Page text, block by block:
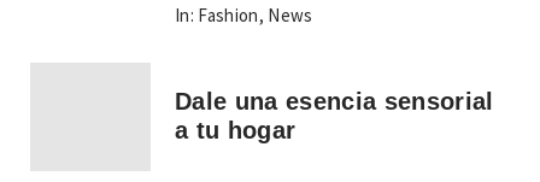
In: Fashion, News
Dale una esencia sensorial
a tu hogar